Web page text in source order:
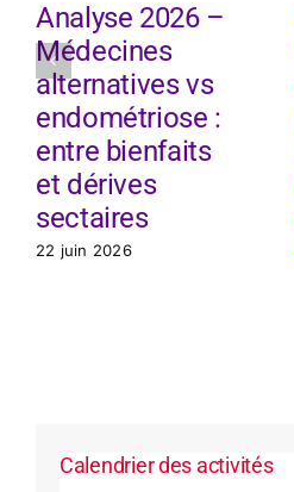
Analyse 2026 –
Médecines
alternatives vs
endométriose :
entre bienfaits
et dérives
sectaires
22 juin 2026
Calendrier des activités